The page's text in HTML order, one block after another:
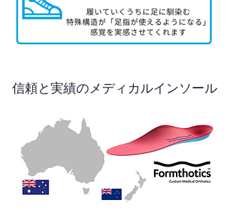
信頼と実績のメディカルインソール